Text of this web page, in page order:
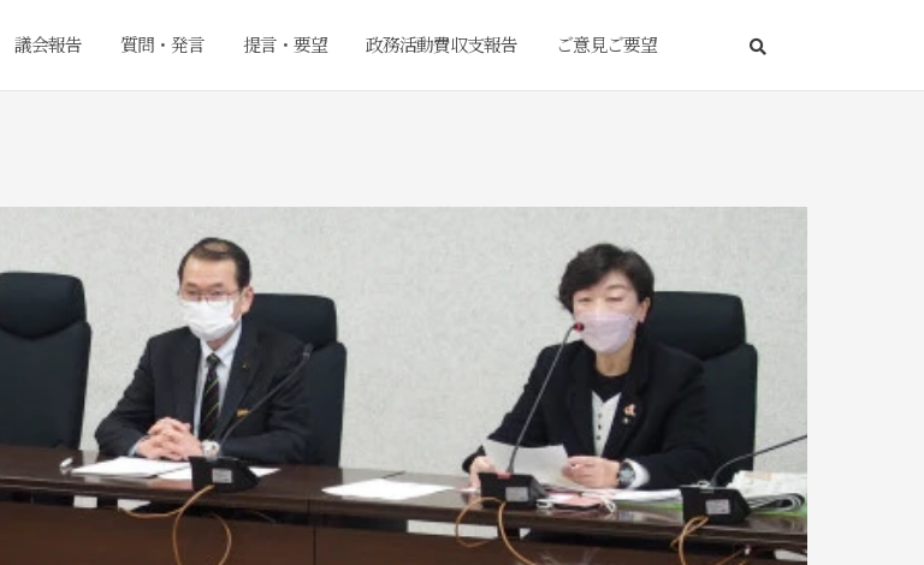
議会報告 質問・発言 提言・要望 政務活動費収支報告 ご意見ご要望